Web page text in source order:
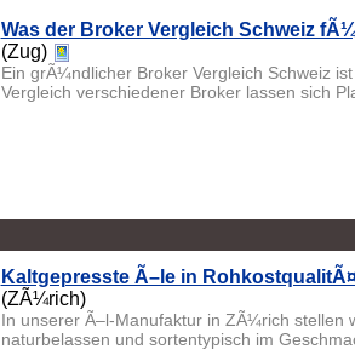
Was der Broker Vergleich Schweiz
(Zug)
Ein grÃ¼ndlicher Broker Vergleich Schweiz
Vergleich verschiedener Broker lassen sich
Kaltgepresste Ã–le in
(ZÃ¼rich)
In unserer Ã–l-Manufaktur in ZÃ¼rich stellen
naturbelassen und sortentypisch im